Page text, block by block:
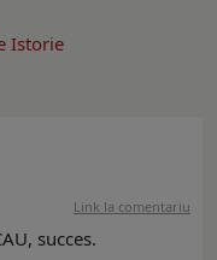
Istorie
Link la comentariu
succes.